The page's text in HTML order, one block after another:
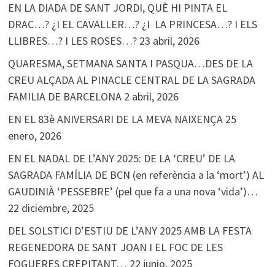
EN LA DIADA DE SANT JORDI, QUÈ HI PINTA EL
DRAC…? ¿I EL CAVALLER…? ¿I LA PRINCESA…? I ELS
LLIBRES…? I LES ROSES…? 23 abril, 2026
QUARESMA, SETMANA SANTA I PASQUA…DES DE LA
CREU ALÇADA AL PINACLE CENTRAL DE LA SAGRADA
FAMILIA DE BARCELONA 2 abril, 2026
EN EL 83è ANIVERSARI DE LA MEVA NAIXENÇA 25
enero, 2026
EN EL NADAL DE L’ANY 2025: DE LA ‘CREU’ DE LA
SAGRADA FAMÍLIA DE BCN (en referència a la ‘mort’) AL
GAUDINIÀ ‘PESSEBRE’ (pel que fa a una nova ‘vida’)…
22 diciembre, 2025
DEL SOLSTICI D’ESTIU DE L’ANY 2025 AMB LA FESTA
REGENEDORA DE SANT JOAN I EL FOC DE LES
FOGUERES CREPITANT… 22 junio, 2025